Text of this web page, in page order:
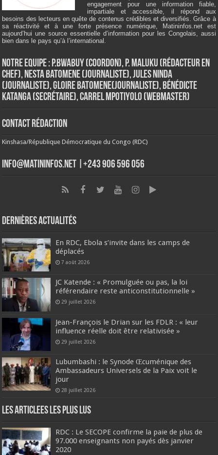
engagement pour une information fiable,
impartiale et accessible, il répond aux
besoins des lecteurs en quête de contenus crédibles et diversifiés. Grâce à
sa réactivité et à une forte présence numérique, Matininfos.net est
aujourd’hui une source essentielle d’information pour les Congolais, aussi
bien dans le pays qu’à l’international.
Notre Equipe : P.Bwabuy (Coordon), P. Maluku (Rédacteur en
Chef), Nesta Batomene (Journaliste), Jules Ninda
(Journaliste), Gloire Batomene(Journaliste), Bénédicte
Katanga (Secrétaire), Carrel Mpotiyolo (Webmaster)
Contact Rédaction
Kinshasa/République Démocratique du Congo (RDC)
info@matininfos.net |+243 906 596 056
Dernières Actualités
En RDC, Ebola s’invite dans les camps de
déplacés
7 août 2026
JC Katende : « Promulguée ou pas, la loi
référendaire reste anticonstitutionnelle »
29 juillet 2026
Jean-François le Drian sur les FDLR : « leur
influence réelle doit être relativisée »
29 juillet 2026
Lubumbashi : le Synode Œcuménique des
Ambassadeurs Universels de la Paix voit le
jour
28 juillet 2026
Les Articlees les plus Lus
RDC : Le SECOPE confirme la paie de plus de
97.000 enseignants non payés dès janvier
2020